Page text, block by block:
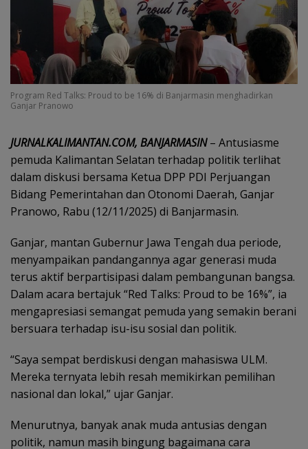
Program Red Talks: Proud to be 16% di Banjarmasin menghadirkan
Ganjar Pranowo
‎JURNALKALIMANTAN.COM, BANJARMASIN– Antusiasme
pemuda Kalimantan Selatan terhadap politik terlihat
dalam diskusi bersama Ketua DPP PDI Perjuangan
Bidang Pemerintahan dan Otonomi Daerah, Ganjar
Pranowo, Rabu (12/11/2025) di Banjarmasin.
‎Ganjar, mantan Gubernur Jawa Tengah dua periode,
menyampaikan pandangannya agar generasi muda
terus aktif berpartisipasi dalam pembangunan bangsa.
Dalam acara bertajuk “Red Talks: Proud to be 16%”, ia
mengapresiasi semangat pemuda yang semakin berani
bersuara terhadap isu-isu sosial dan politik.
‎“Saya sempat berdiskusi dengan mahasiswa ULM.
Mereka ternyata lebih resah memikirkan pemilihan
nasional dan lokal,” ujar Ganjar.
Menurutnya, banyak anak muda antusias dengan
politik, namun masih bingung bagaimana cara